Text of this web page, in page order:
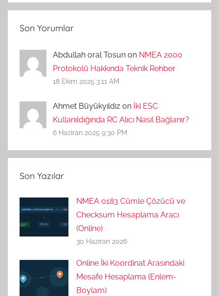
Son Yorumlar
Abdullah oral Tosun on NMEA 2000
Protokolü Hakkında Teknik Rehber
18 Ekim 2025 3:11 AM
Ahmet Büyükyıldız on İki ESC
Kullanıldığında RC Alıcı Nasıl Bağlanır?
6 Haziran 2025 9:30 PM
Son Yazılar
NMEA 0183 Cümle Çözücü ve
Checksum Hesaplama Aracı
(Online)
30 Haziran 2026
Online İki Koordinat Arasındaki
Mesafe Hesaplama (Enlem-
Boylam)